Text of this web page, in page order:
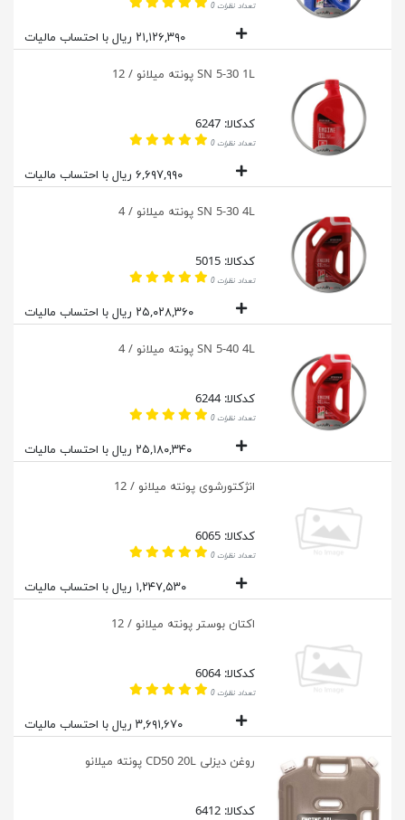
تعداد نظرات 0
۲۱,۱۲۶,۳۹۰ ریال با احتساب مالیات
SN 5-30 1L پونته میلانو / 12
کدکالا: 6247
تعداد نظرات 0
۶,۶۹۷,۹۹۰ ریال با احتساب مالیات
SN 5-30 4L پونته میلانو / 4
کدکالا: 5015
تعداد نظرات 0
۲۵,۰۲۸,۳۶۰ ریال با احتساب مالیات
SN 5-40 4L پونته میلانو / 4
کدکالا: 6244
تعداد نظرات 0
۲۵,۱۸۰,۳۴۰ ریال با احتساب مالیات
انژکتورشوی پونته میلانو / 12
کدکالا: 6065
تعداد نظرات 0
۱,۲۴۷,۵۳۰ ریال با احتساب مالیات
اکتان بوستر پونته میلانو / 12
کدکالا: 6064
تعداد نظرات 0
۳,۶۹۱,۶۷۰ ریال با احتساب مالیات
روغن دیزلی CD50 20L پونته میلانو
کدکالا: 6412